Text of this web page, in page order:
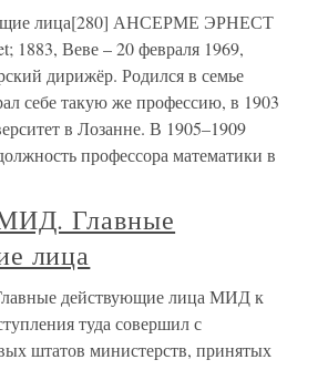
лица[280] АНСЕРМЕ ЭРНЕСТ
1883, Веве – 20 февраля 1969,
дирижёр. Родился в семье
себе такую же профессию, в 1903
в Лозанне. В 1905–1909
профессора математики в
Главные
лица
действующие лица МИД к
туда совершил с
штатов министерств, принятых